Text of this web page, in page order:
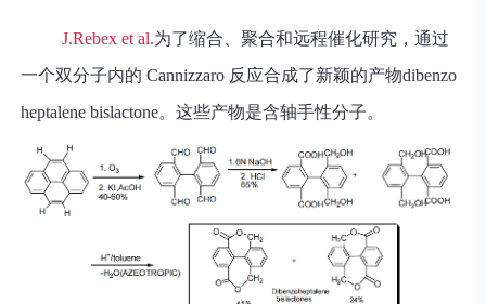
J.Rebex et al.为了缩合、聚合和远程催化研究，通过
一个双分子内的 Cannizzaro 反应合成了新颖的产物dibenzo
heptalene bislactone。这些产物是含轴手性分子。